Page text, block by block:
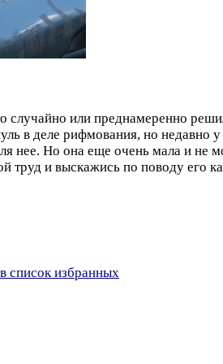
случайно или преднамеренно
в деле рифмования, но недавно
нее. Но она еще очень мала и не
труд и выскажись по поводу его
список избранных